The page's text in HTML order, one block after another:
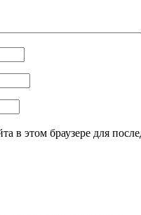
в этом браузере для